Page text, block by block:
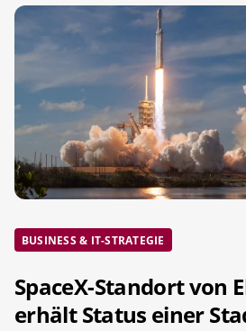
BUSINESS & IT-STRATEGIE
SpaceX-Standort von
erhält Status einer